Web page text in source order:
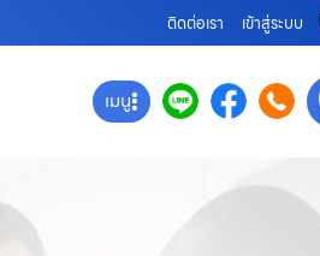
ติดต่อเรา เข้าสู่ระบบ
เมนู